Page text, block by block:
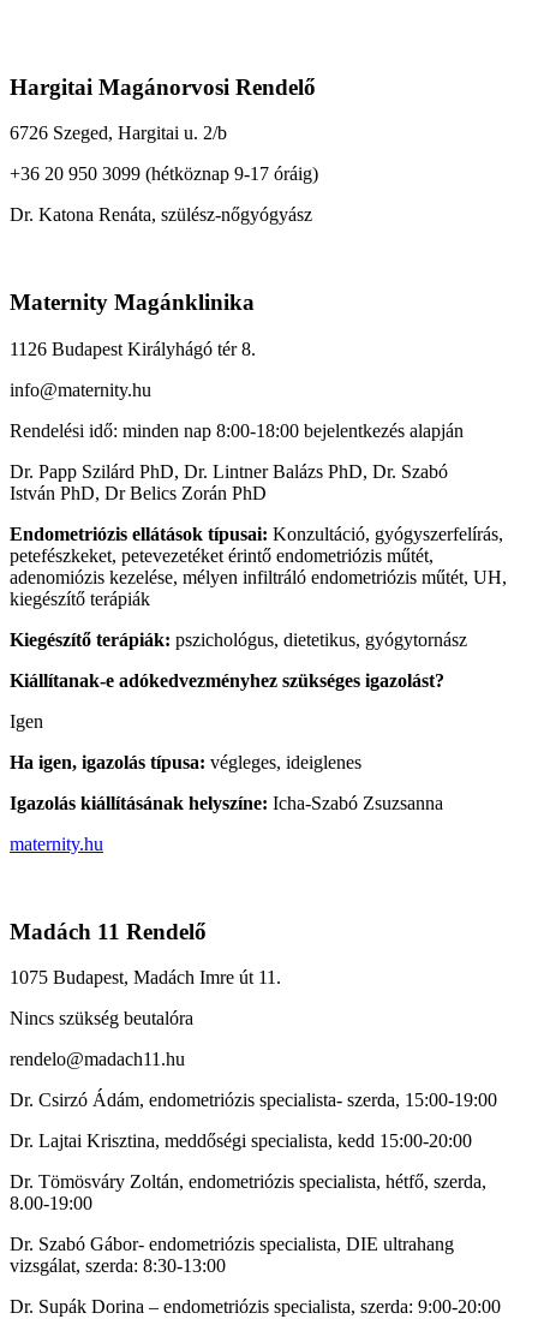
Hargitai Magánorvosi Rendelő
6726 Szeged, Hargitai u. 2/b
+36 20 950 3099 (hétköznap 9-17 óráig)
Dr. Katona Renáta, szülész-nőgyógyász
Maternity Magánklinika
1126 Budapest Királyhágó tér 8.
info@maternity.hu
Rendelési idő: minden nap 8:00-18:00 bejelentkezés alapján
Dr. Papp Szilárd PhD, Dr. Lintner Balázs PhD, Dr. Szabó
István PhD, Dr Belics Zorán PhD
Endometriózis ellátások típusai: Konzultáció, gyógyszerfelírás,
petefészkeket, petevezetéket érintő endometriózis műtét,
adenomiózis kezelése, mélyen infiltráló endometriózis műtét, UH,
kiegészítő terápiák
Kiegészítő terápiák: pszichológus, dietetikus, gyógytornász
Kiállítanak-e adókedvezményhez szükséges igazolást?
Igen
Ha igen, igazolás típusa: végleges, ideiglenes
Igazolás kiállításának helyszíne: Icha-Szabó Zsuzsanna
maternity.hu
Madách 11 Rendelő
1075 Budapest, Madách Imre út 11.
Nincs szükség beutalóra
rendelo@madach11.hu
Dr. Csirzó Ádám, endometriózis specialista- szerda, 15:00-19:00
Dr. Lajtai Krisztina, meddőségi specialista, kedd 15:00-20:00
Dr. Tömösváry Zoltán, endometriózis specialista, hétfő, szerda,
8.00-19:00
Dr. Szabó Gábor- endometriózis specialista, DIE ultrahang
vizsgálat, szerda: 8:30-13:00
Dr. Supák Dorina – endometriózis specialista, szerda: 9:00-20:00